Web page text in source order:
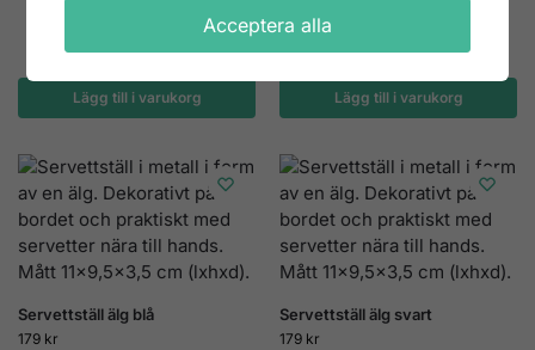
Lägg till i varukorg
Servettställ älg röd
179kr
Lägg till i varukorg
Servettställ älg blå
179 kr
Servettställ älg svart
179 kr
Acceptera alla